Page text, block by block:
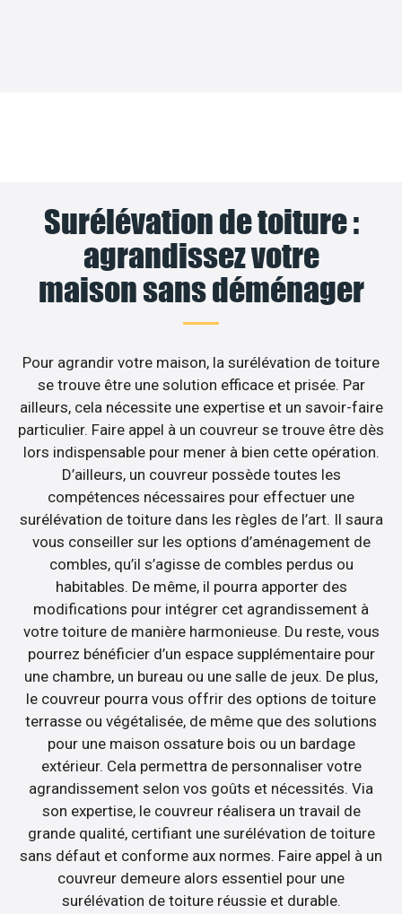
Surélévation de toiture :
agrandissez votre
maison sans déménager
Pour agrandir votre maison, la surélévation de toiture
se trouve être une solution efficace et prisée. Par
ailleurs, cela nécessite une expertise et un savoir-faire
particulier. Faire appel à un couvreur se trouve être dès
lors indispensable pour mener à bien cette opération.
D’ailleurs, un couvreur possède toutes les
compétences nécessaires pour effectuer une
surélévation de toiture dans les règles de l’art. Il saura
vous conseiller sur les options d’aménagement de
combles, qu’il s’agisse de combles perdus ou
habitables. De même, il pourra apporter des
modifications pour intégrer cet agrandissement à
votre toiture de manière harmonieuse. Du reste, vous
pourrez bénéficier d’un espace supplémentaire pour
une chambre, un bureau ou une salle de jeux. De plus,
le couvreur pourra vous offrir des options de toiture
terrasse ou végétalisée, de même que des solutions
pour une maison ossature bois ou un bardage
extérieur. Cela permettra de personnaliser votre
agrandissement selon vos goûts et nécessités. Via
son expertise, le couvreur réalisera un travail de
grande qualité, certifiant une surélévation de toiture
sans défaut et conforme aux normes. Faire appel à un
couvreur demeure alors essentiel pour une
surélévation de toiture réussie et durable.